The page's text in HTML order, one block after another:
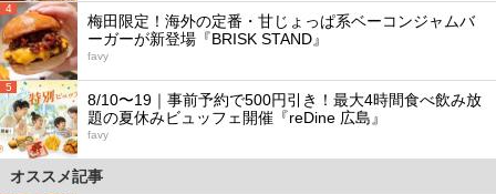
4
梅田限定！海外の定番・甘じょっぱ系ベーコンジャムバ
ーガーが新登場『BRISK STAND』
favy
5
8/10〜19｜事前予約で500円引き！最大4時間食べ飲み放
題の夏休みビュッフェ開催『reDine 広島』
favy
オススメ記事